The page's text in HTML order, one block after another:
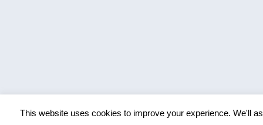
This website uses cookies to improve your experience. We'll